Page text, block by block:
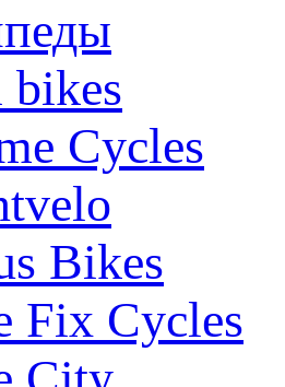
Cycles
Bikes
Fix Cycles